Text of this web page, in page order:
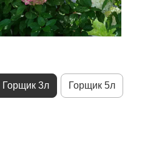
Горщик 3л Горщик 5л